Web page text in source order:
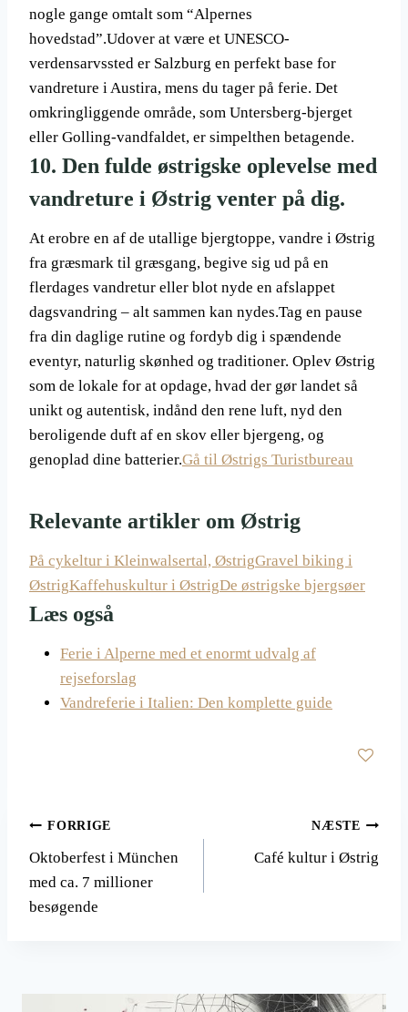
nogle gange omtalt som “Alpernes
hovedstad”.Udover at være et UNESCO-
verdensarvssted er Salzburg en perfekt base for
vandreture i Austira, mens du tager på ferie. Det
omkringliggende område, som Untersberg-bjerget
eller Golling-vandfaldet, er simpelthen betagende.
10. Den fulde østrigske oplevelse med
vandreture i Østrig venter på dig.
At erobre en af de utallige bjergtoppe, vandre i Østrig
fra græsmark til græsgang, begive sig ud på en
flerdages vandretur eller blot nyde en afslappet
dagsvandring – alt sammen kan nydes.Tag en pause
fra din daglige rutine og fordyb dig i spændende
eventyr, naturlig skønhed og traditioner. Oplev Østrig
som de lokale for at opdage, hvad der gør landet så
unikt og autentisk, indånd den rene luft, nyd den
beroligende duft af en skov eller bjergeng, og
genoplad dine batterier.Gå til Østrigs Turistbureau
Relevante artikler om Østrig
På cykeltur i Kleinwalsertal, ØstrigGravel biking i
ØstrigKaffehuskultur i ØstrigDe østrigske bjergsøer
Læs også
Ferie i Alperne med et enormt udvalg af
rejseforslag
Vandreferie i Italien: Den komplette guide
Indlægsnavigation
FORRIGE
Oktoberfest i München
med ca. 7 millioner
besøgende
NÆSTE
Café kultur i Østrig